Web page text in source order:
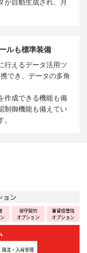
が自動生成され、月
ルも標準装備
行えるデータ活用ツ
でき、データの多角
作成できる機能も備
制御機能も備えてい